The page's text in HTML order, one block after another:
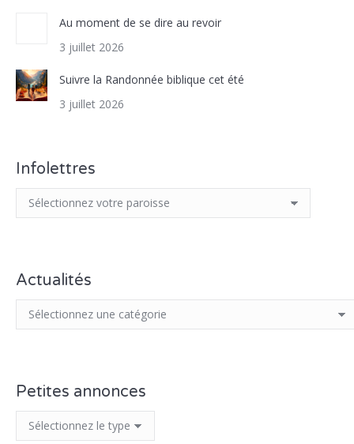
Au moment de se dire au revoir
3 juillet 2026
Suivre la Randonnée biblique cet été
3 juillet 2026
Infolettres
Actualités
Petites annonces